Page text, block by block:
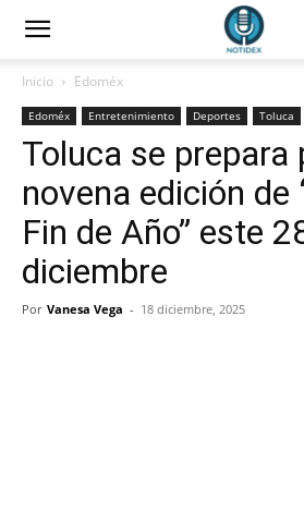
Inicio Edoméx
Edoméx Entretenimiento Deportes Toluca
Toluca se prepara
novena edición de
Fin de Año” este
diciembre
Por Vanesa Vega - 18 diciembre, 2025